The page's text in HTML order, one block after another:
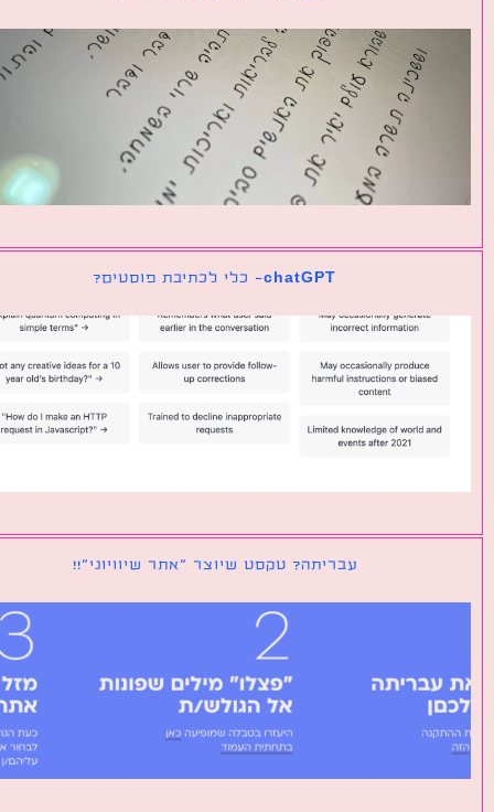
chatGPT- כלי לכתיבת פוסטים?
עבריתה? טקסט שיוצר ״אתר שיוויוני״!!